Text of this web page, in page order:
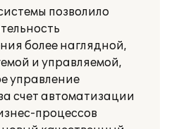
позволило
более наглядной,
и управляемой,
управление
счет автоматизации
процессов